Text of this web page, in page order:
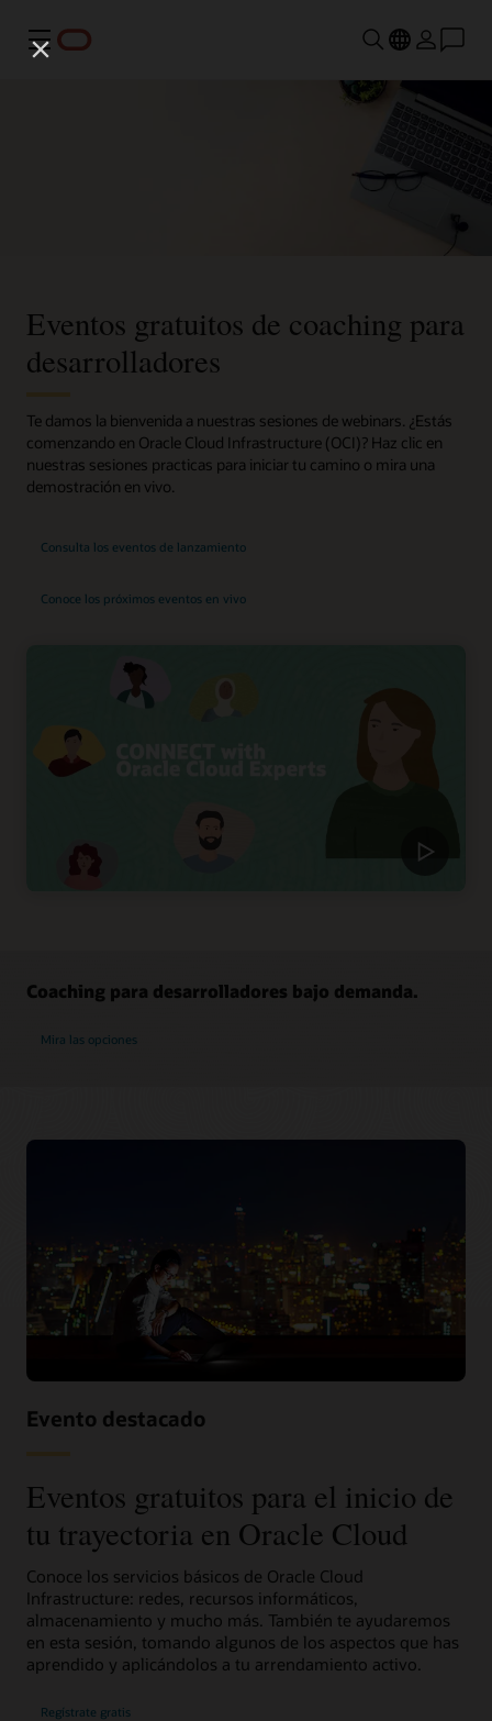
Menú
Eventos gratuitos de coaching para
desarrolladores
Te damos la bienvenida a nuestras sesiones de webinars. ¿Estás
comenzando en Oracle Cloud Infrastructure (OCI)? Haz clic en
nuestras sesiones practicas para iniciar tu camino o mira una
demostración en vivo.
Consulta los eventos de lanzamiento
Conoce los próximos eventos en vivo
Coaching para desarrolladores bajo demanda.
Mira las opciones
Evento destacado
Eventos gratuitos para el inicio de
tu trayectoria en Oracle Cloud
Conoce los servicios básicos de Oracle Cloud
Infrastructure: redes, recursos informáticos,
almacenamiento y mucho más. También te ayudaremos
en esta sesión, tomando algunos de los aspectos que has
aprendido y aplicándolos a tu arrendamiento activo.
Regístrate gratis